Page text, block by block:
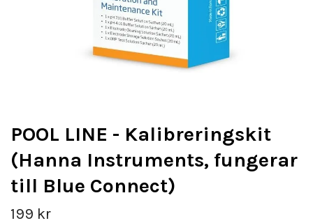
POOL LINE - Kalibreringskit
(Hanna Instruments, fungerar
till Blue Connect)
199 kr